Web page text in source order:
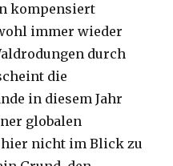
kompensiert
immer wieder
durch
die
in diesem Jahr
globalen
nicht im Blick zu